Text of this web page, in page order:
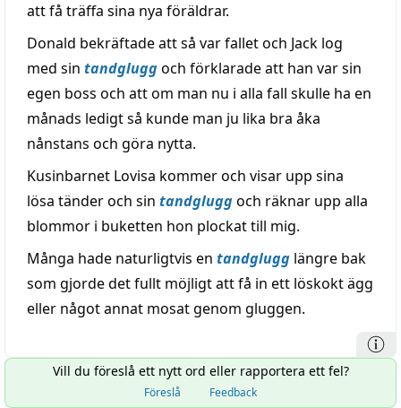
att få träffa sina nya föräldrar.
Donald bekräftade att så var fallet och Jack log
med sin tandgluggoch förklarade att han var sin
egen boss och att om man nu i alla fall skulle ha en
månads ledigt så kunde man ju lika bra åka
nånstans och göra nytta.
Kusinbarnet Lovisa kommer och visar upp sina
lösa tänder och sin tandgluggoch räknar upp alla
blommor i buketten hon plockat till mig.
Många hade naturligtvis en tandglugg längre bak
som gjorde det fullt möjligt att få in ett löskokt ägg
eller något annat mosat genom gluggen.
Vill du föreslå ett nytt ord eller rapportera ett fel?
Föreslå Feedback